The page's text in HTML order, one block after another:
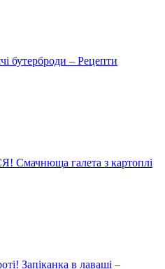
бутерброди – Рецепти
галета з картоплі
Запіканка в лаваші –